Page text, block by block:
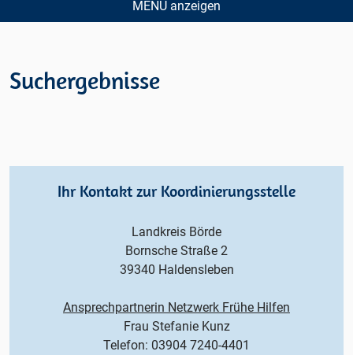
Navigation
MENÜ
Suchergebnisse
Ihr Kontakt zur Koordinierungsstelle
Landkreis Börde
Bornsche Straße 2
39340 Haldensleben
Ansprechpartnerin Netzwerk Frühe Hilfen
Frau Stefanie Kunz
Telefon: 03904 7240-4401